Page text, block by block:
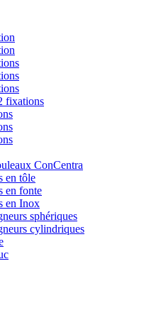
fixations
ConCentra
en tôle
en fonte
en Inox
sphériques
cylindriques